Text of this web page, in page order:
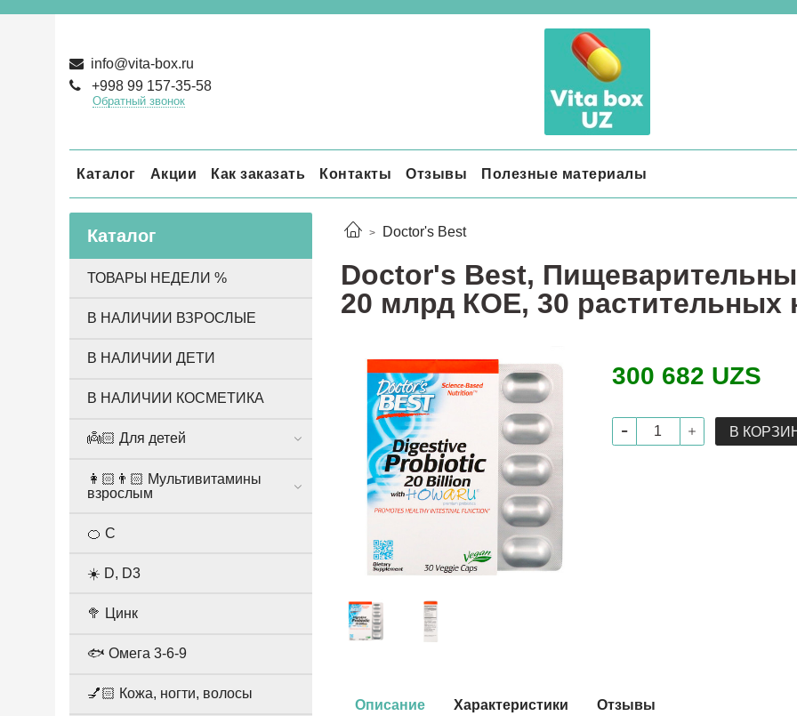
info@vita-box.ru
+998 99 157-35-58
Обратный звонок
Каталог Акции Как заказать Контакты Отзывы Полезные материалы
Doctor's Best
Doctor's Best,
20 млрд КОЕ, 30 растительных
300 682 UZS
В
Описание Характеристики Отзывы
Каталог
ТОВАРЫ НЕДЕЛИ %
В НАЛИЧИИ ВЗРОСЛЫЕ
В НАЛИЧИИ ДЕТИ
В НАЛИЧИИ КОСМЕТИКА
👼🏻 Для детей
👩🏻👨🏻 Мультивитамины
взрослым
🍊 С
☀️ D, D3
🥦 Цинк
🐟 Омега 3-6-9
💅🏻 Кожа, ногти, волосы